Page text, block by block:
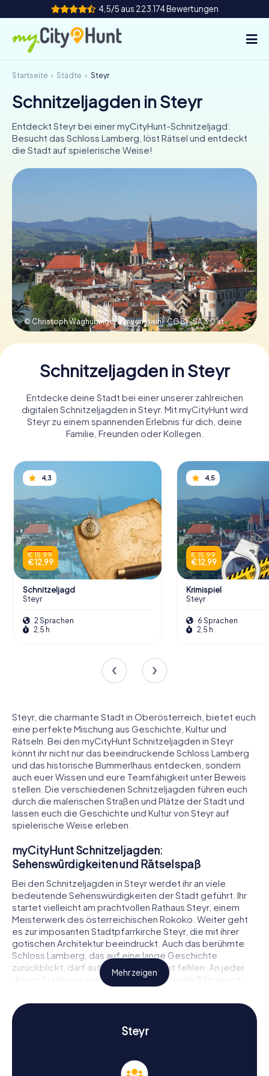
4,5/5 aus 223.174 Bewertungen
So funktioniert's
Städte
Touren
INT AT CH
DE
ES
FR UK
IE
IT
NL
Tickets buchen
Startseite Städte Steyr
Schnitzeljagden in Steyr
Entdeckt Steyr bei einer myCityHunt-Schnitzeljagd:
Besucht das Schloss Lamberg, löst Rätsel und entdeckt
die Stadt auf spielerische Weise!
© Christoph Waghubinger (Lewenstein),CC BY-SA 3.0 at
Schnitzeljagden in Steyr
Entdecke deine Stadt bei einer unserer zahlreichen
digitalen Schnitzeljagden in Steyr. Mit myCityHunt wird
Steyr zu einem spannenden Erlebnis für dich, deine
Familie, Freunden oder Kollegen.
4,3
€ 15,99
€ 12,99
Schnitzeljagd
Steyr
2 Sprachen
2,5 h
4,5
€ 15,99
€ 12,99
Krimispiel
Steyr
6 Sprachen
2,5 h
Steyr, die charmante Stadt in Oberösterreich, bietet euch
eine perfekte Mischung aus Geschichte, Kultur und
Rätseln. Bei den myCityHunt Schnitzeljagden in Steyr
könnt ihr nicht nur das beeindruckende Schloss Lamberg
und das historische Bummerlhaus entdecken, sondern
auch euer Wissen und eure Teamfähigkeit unter Beweis
stellen. Die verschiedenen Schnitzeljagden führen euch
durch die malerischen Straßen und Plätze der Stadt und
lassen euch die Geschichte und Kultur von Steyr auf
spielerische Weise erleben.
myCityHunt Schnitzeljagden:
Sehenswürdigkeiten und Rätselspaß
Bei den Schnitzeljagden in Steyr werdet ihr an viele
bedeutende Sehenswürdigkeiten der Stadt geführt. Ihr
startet vielleicht am prachtvollen Rathaus Steyr, einem
Meisterwerk des österreichischen Rokoko. Weiter geht
es zur imposanten Stadtpfarrkirche Steyr, die mit ihrer
gotischen Architektur beeindruckt. Auch das berühmte
Schloss Lamberg, das auf eine lange Geschichte
zurückblickt, darf auf eurer Route nicht fehlen. An jeder
dieser Stationen erwarten euch spannende Rätsel und
Erkundung der Stadt zu einem interaktiven Erlebnis, das
euch die historischen und kulturellen Schätze Steyrs
Mehr zeigen
Steyr